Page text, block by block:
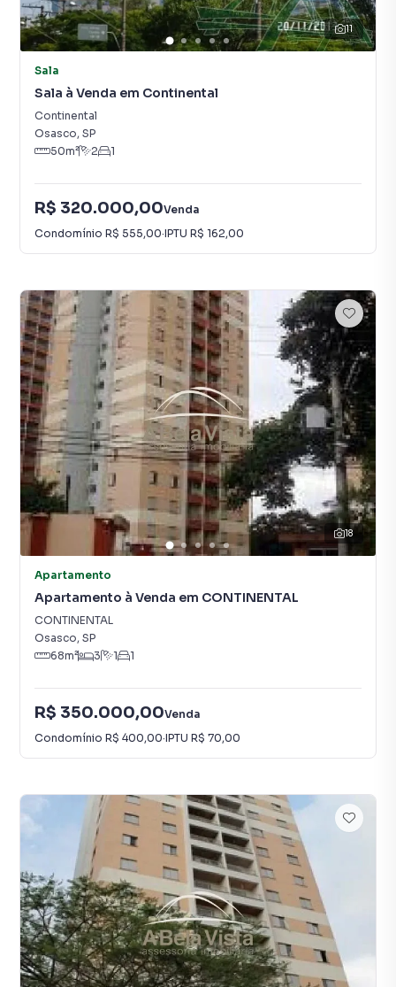
11
Sala
Sala à Venda em Continental
Continental
Osasco, SP
50m² 2 1
R$ 320.000,00Venda
Condomínio R$ 555,00·IPTU R$ 162,00
18
Apartamento
Apartamento à Venda em CONTINENTAL
CONTINENTAL
Osasco, SP
68m² 3 1 1
R$ 350.000,00Venda
Condomínio R$ 400,00·IPTU R$ 70,00